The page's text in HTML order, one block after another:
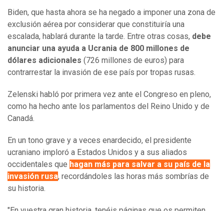
Biden, que hasta ahora se ha negado a imponer una zona de
exclusión aérea por considerar que constituiría una
escalada, hablará durante la tarde. Entre otras cosas, debe
anunciar una ayuda a Ucrania de 800 millones de
dólares adicionales (726 millones de euros) para
contrarrestar la invasión de ese país por tropas rusas.
Zelenski habló por primera vez ante el Congreso en pleno,
como ha hecho ante los parlamentos del Reino Unido y de
Canadá.
En un tono grave y a veces enardecido, el presidente
ucraniano imploró a Estados Unidos y a sus aliados
occidentales que hagan más para salvar a su país de la
invasión rusa, recordándoles las horas más sombrías de
su historia.